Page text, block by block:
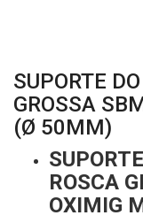
SUPORTE
GROSSA
(Ø 50MM)
ROSCA
OXIMIG